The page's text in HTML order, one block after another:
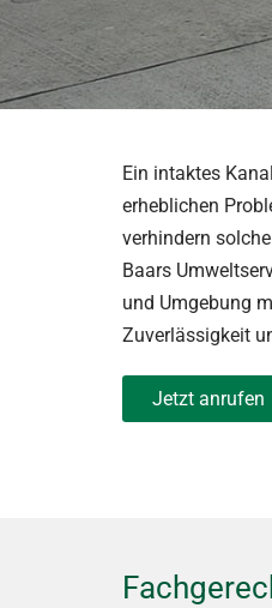
Ein intaktes
erheblichen
verhindern
Baars
und Umgebung
Zuverlässigkeit
Jetzt anrufen